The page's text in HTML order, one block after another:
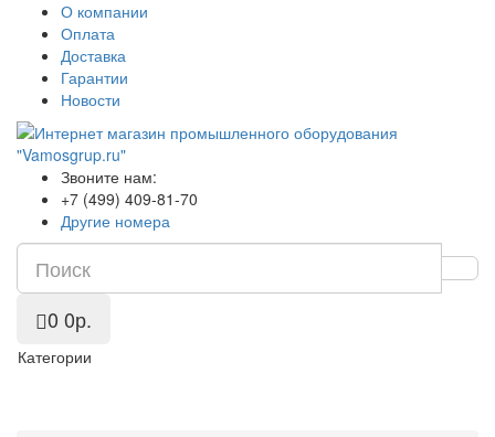
О компании
Оплата
Доставка
Гарантии
Новости
Звоните нам:
+7 (499) 409-81-70
Другие номера
0 0р.
Категории